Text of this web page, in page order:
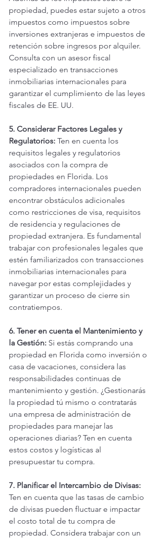
propiedad, puedes estar sujeto a otros
impuestos como impuestos sobre
inversiones extranjeras e impuestos de
retención sobre ingresos por alquiler.
Consulta con un asesor fiscal
especializado en transacciones
inmobiliarias internacionales para
garantizar el cumplimiento de las leyes
fiscales de EE. UU.
5. Considerar Factores Legales y
Regulatorios: Ten en cuenta los
requisitos legales y regulatorios
asociados con la compra de
propiedades en Florida. Los
compradores internacionales pueden
encontrar obstáculos adicionales
como restricciones de visa, requisitos
de residencia y regulaciones de
propiedad extranjera. Es fundamental
trabajar con profesionales legales que
estén familiarizados con transacciones
inmobiliarias internacionales para
navegar por estas complejidades y
garantizar un proceso de cierre sin
contratiempos.
6. Tener en cuenta el Mantenimiento y
la Gestión: Si estás comprando una
propiedad en Florida como inversión o
casa de vacaciones, considera las
responsabilidades continuas de
mantenimiento y gestión. ¿Gestionarás
la propiedad tú mismo o contratarás
una empresa de administración de
propiedades para manejar las
operaciones diarias? Ten en cuenta
estos costos y logísticas al
presupuestar tu compra.
7. Planificar el Intercambio de Divisas:
Ten en cuenta que las tasas de cambio
de divisas pueden fluctuar e impactar
el costo total de tu compra de
propiedad. Considera trabajar con un